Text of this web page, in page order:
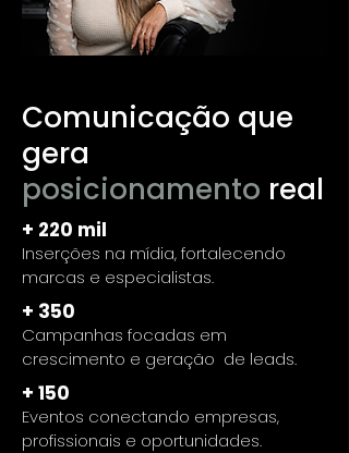
Comunicação que
gera
posicionamento real
+ 220 mil
Inserções na mídia, fortalecendo
marcas e especialistas.
+ 350
Campanhas focadas em
crescimento e geração de leads.
+ 150
Eventos conectando empresas,
profissionais e oportunidades.